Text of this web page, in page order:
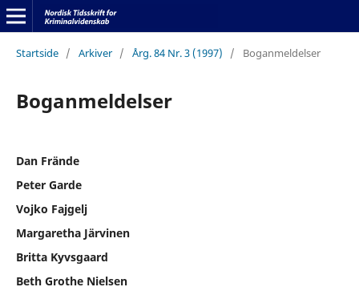
Startside / Arkiver / Årg. 84 Nr. 3 (1997) / Boganmeldelser
Boganmeldelser
Dan Frände
Peter Garde
Vojko Fajgelj
Margaretha Järvinen
Britta Kyvsgaard
Beth Grothe Nielsen